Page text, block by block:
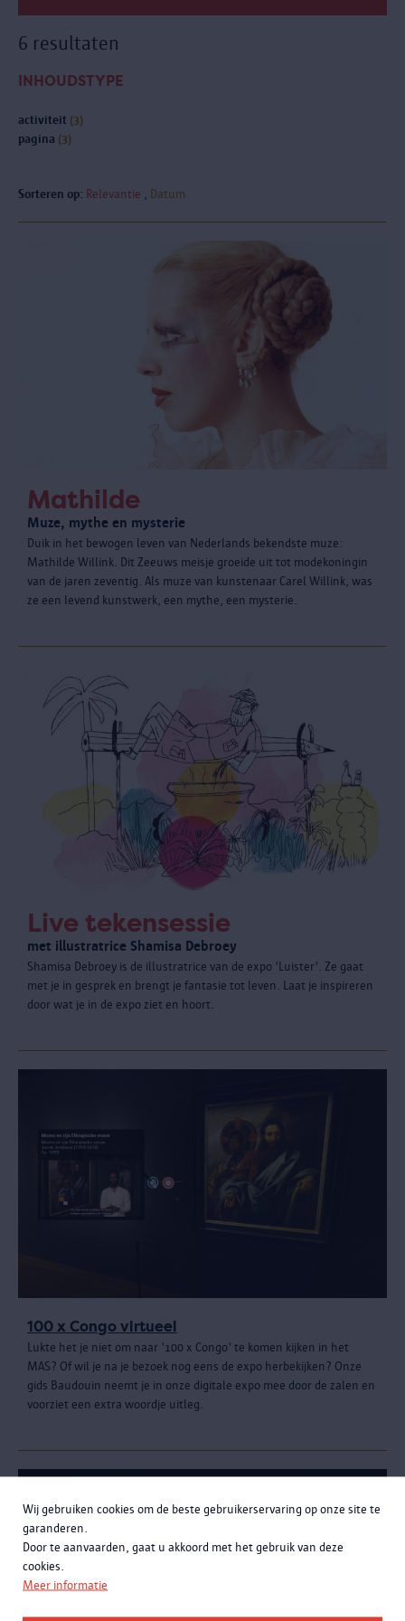
Wij gebruiken cookies om de beste gebruikerservaring op onze site te
garanderen.
Door te aanvaarden, gaat u akkoord met het gebruik van deze
cookies.
Meer informatie
6 resultaten
INHOUDSTYPE
activiteit (3)
pagina (3)
Sorteren op: Relevantie Datum
Mathilde
Muze, mythe en mysterie
Duik in het bewogen leven van Nederlands bekendste muze:
Mathilde Willink. Dit Zeeuws meisje groeide uit tot modekoningin
van de jaren zeventig. Als muze van kunstenaar Carel Willink, was
ze een levend kunstwerk, een mythe, een mysterie.
Live tekensessie
met illustratrice Shamisa Debroey
Shamisa Debroey is de illustratrice van de expo 'Luister'. Ze gaat
met je in gesprek en brengt je fantasie tot leven. Laat je inspireren
door wat je in de expo ziet en hoort.
100 x Congo virtueel
Lukte het je niet om naar '100 x Congo' te komen kijken in het
MAS? Of wil je na je bezoek nog eens de expo herbekijken? Onze
gids Baudouin neemt je in onze digitale expo mee door de zalen en
voorziet een extra woordje uitleg.